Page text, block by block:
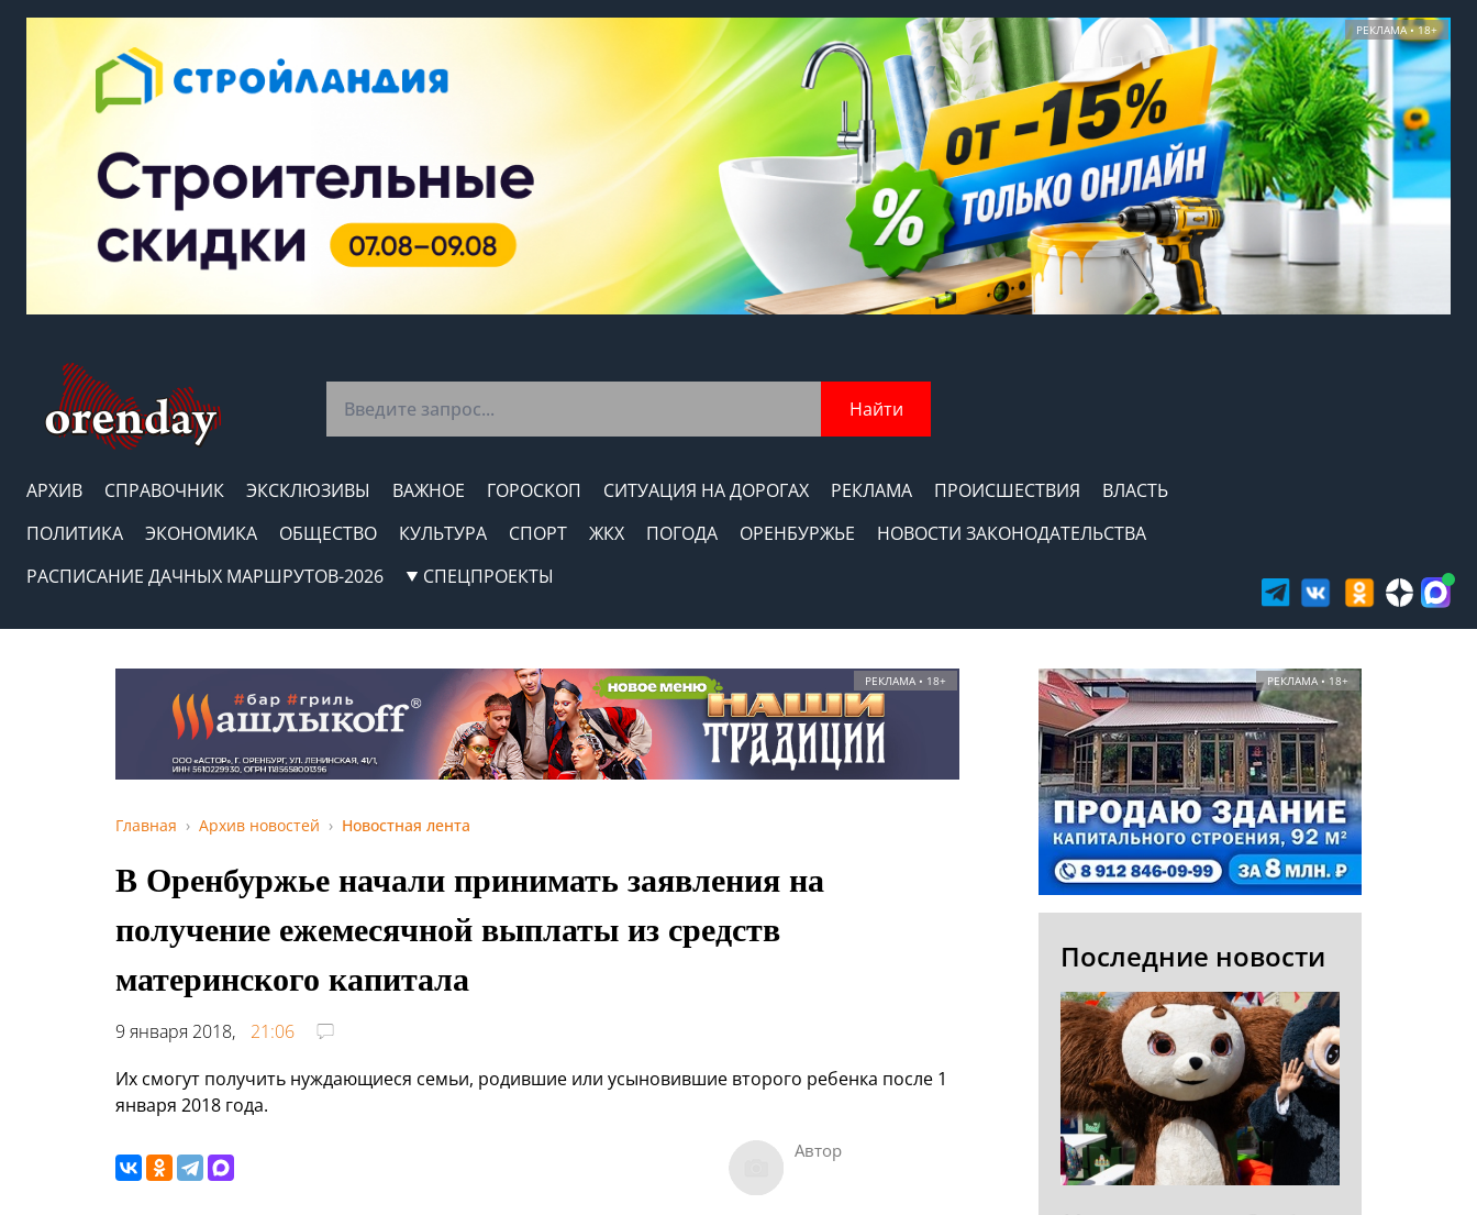
РЕКЛАМА • 18+
Найти
АРХИВ СПРАВОЧНИК ЭКСКЛЮЗИВЫ ВАЖНОЕ ГОРОСКОП СИТУАЦИЯ НА ДОРОГАХ РЕКЛАМА ПРОИСШЕСТВИЯ
ВЛАСТЬ
ПОЛИТИКА
ЭКОНОМИКА ОБЩЕСТВО КУЛЬТУРА СПОРТ ЖКХ ПОГОДА ОРЕНБУРЖЬЕ
НОВОСТИ ЗАКОНОДАТЕЛЬСТВА
РАСПИСАНИЕ ДАЧНЫХ МАРШРУТОВ-2026
СПЕЦПРОЕКТЫ
РЕКЛАМА • 18+
Главная Архив новостей Новостная лента
В Оренбуржье начали принимать заявления на
получение ежемесячной выплаты из средств
материнского капитала
9 января 2018,
21:06
Их смогут получить нуждающиеся семьи, родившие или усыновившие второго ребенка после 1
января 2018 года.
Автор
РЕКЛАМА • 18+
Последние новости